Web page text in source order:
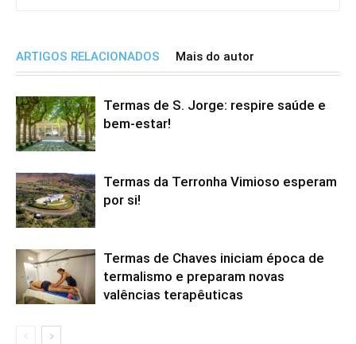
ARTIGOS RELACIONADOS Mais do autor
Termas de S. Jorge: respire saúde e
bem-estar!
Termas da Terronha Vimioso esperam
por si!
Termas de Chaves iniciam época de
termalismo e preparam novas
valências terapêuticas